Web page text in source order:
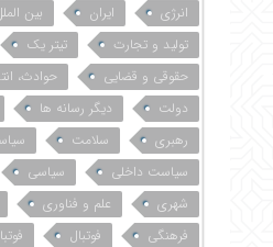
انرژی
ایران بین
تولید و تجارت
تیتر یک
حقوقی و قضایی
حوادث،
دولت
دیگر رسانه ها
رهبری
سلامت
سیاست داخلی
سیاسی
شهری
علم و فناوری
فرهنگی
فوتبال